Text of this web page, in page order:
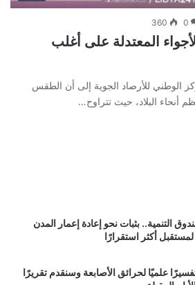
0
360
المعتدلة على أغلب
المركز الوطني للأرصاد الجوية إلى أن الطقس
أنحاء البلاد، حيث تتراوح…
التنمية.. بثبات نحو إعادة إعمار المدن
أكثر استقرارًا
علميًا لحرائق الأصابعة وسنقدم تقريرًا